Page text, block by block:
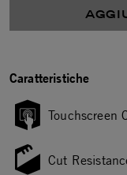
Caratteristiche
Touchscreen
Cut